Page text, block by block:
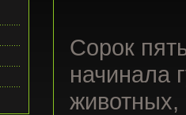
Сорок
начинала
животных,